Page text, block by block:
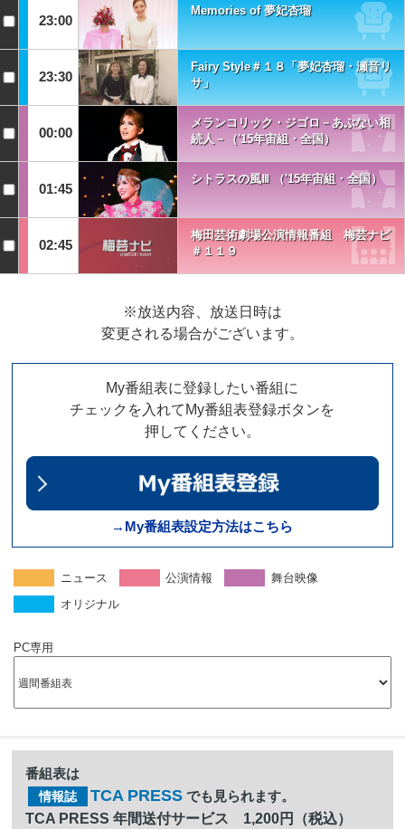
23:00
Memories of 夢妃杏瑠
23:30
Fairy Style＃１８「夢妃杏瑠・瀬音リ
サ」
00:00
メランコリック・ジゴロ－あぶない相
続人－（'15年宙組・全国）
01:45
シトラスの風Ⅲ （'15年宙組・全国）
02:45
梅田芸術劇場公演情報番組 梅芸ナビ
＃１１９
※放送内容、放送日時は
変更される場合がございます。
My番組表に登録したい番組に
チェックを入れてMy番組表登録ボタンを
押してください。
→My番組表設定方法はこちら
ニュース 公演情報
舞台映像
オリジナル
PC専用
番組表は
情報誌 TCA PRESS でも見られます。
TCA PRESS 年間送付サービス 1,200円（税込）